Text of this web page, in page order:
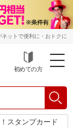
ットで便利に・おトクに
初めての方
スタンプカード